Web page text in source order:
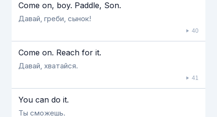
Come on, boy. Paddle, Son.
Давай, греби, сынок!
40
Come on. Reach for it.
Давай, хватайся.
41
You can do it.
Ты сможешь.